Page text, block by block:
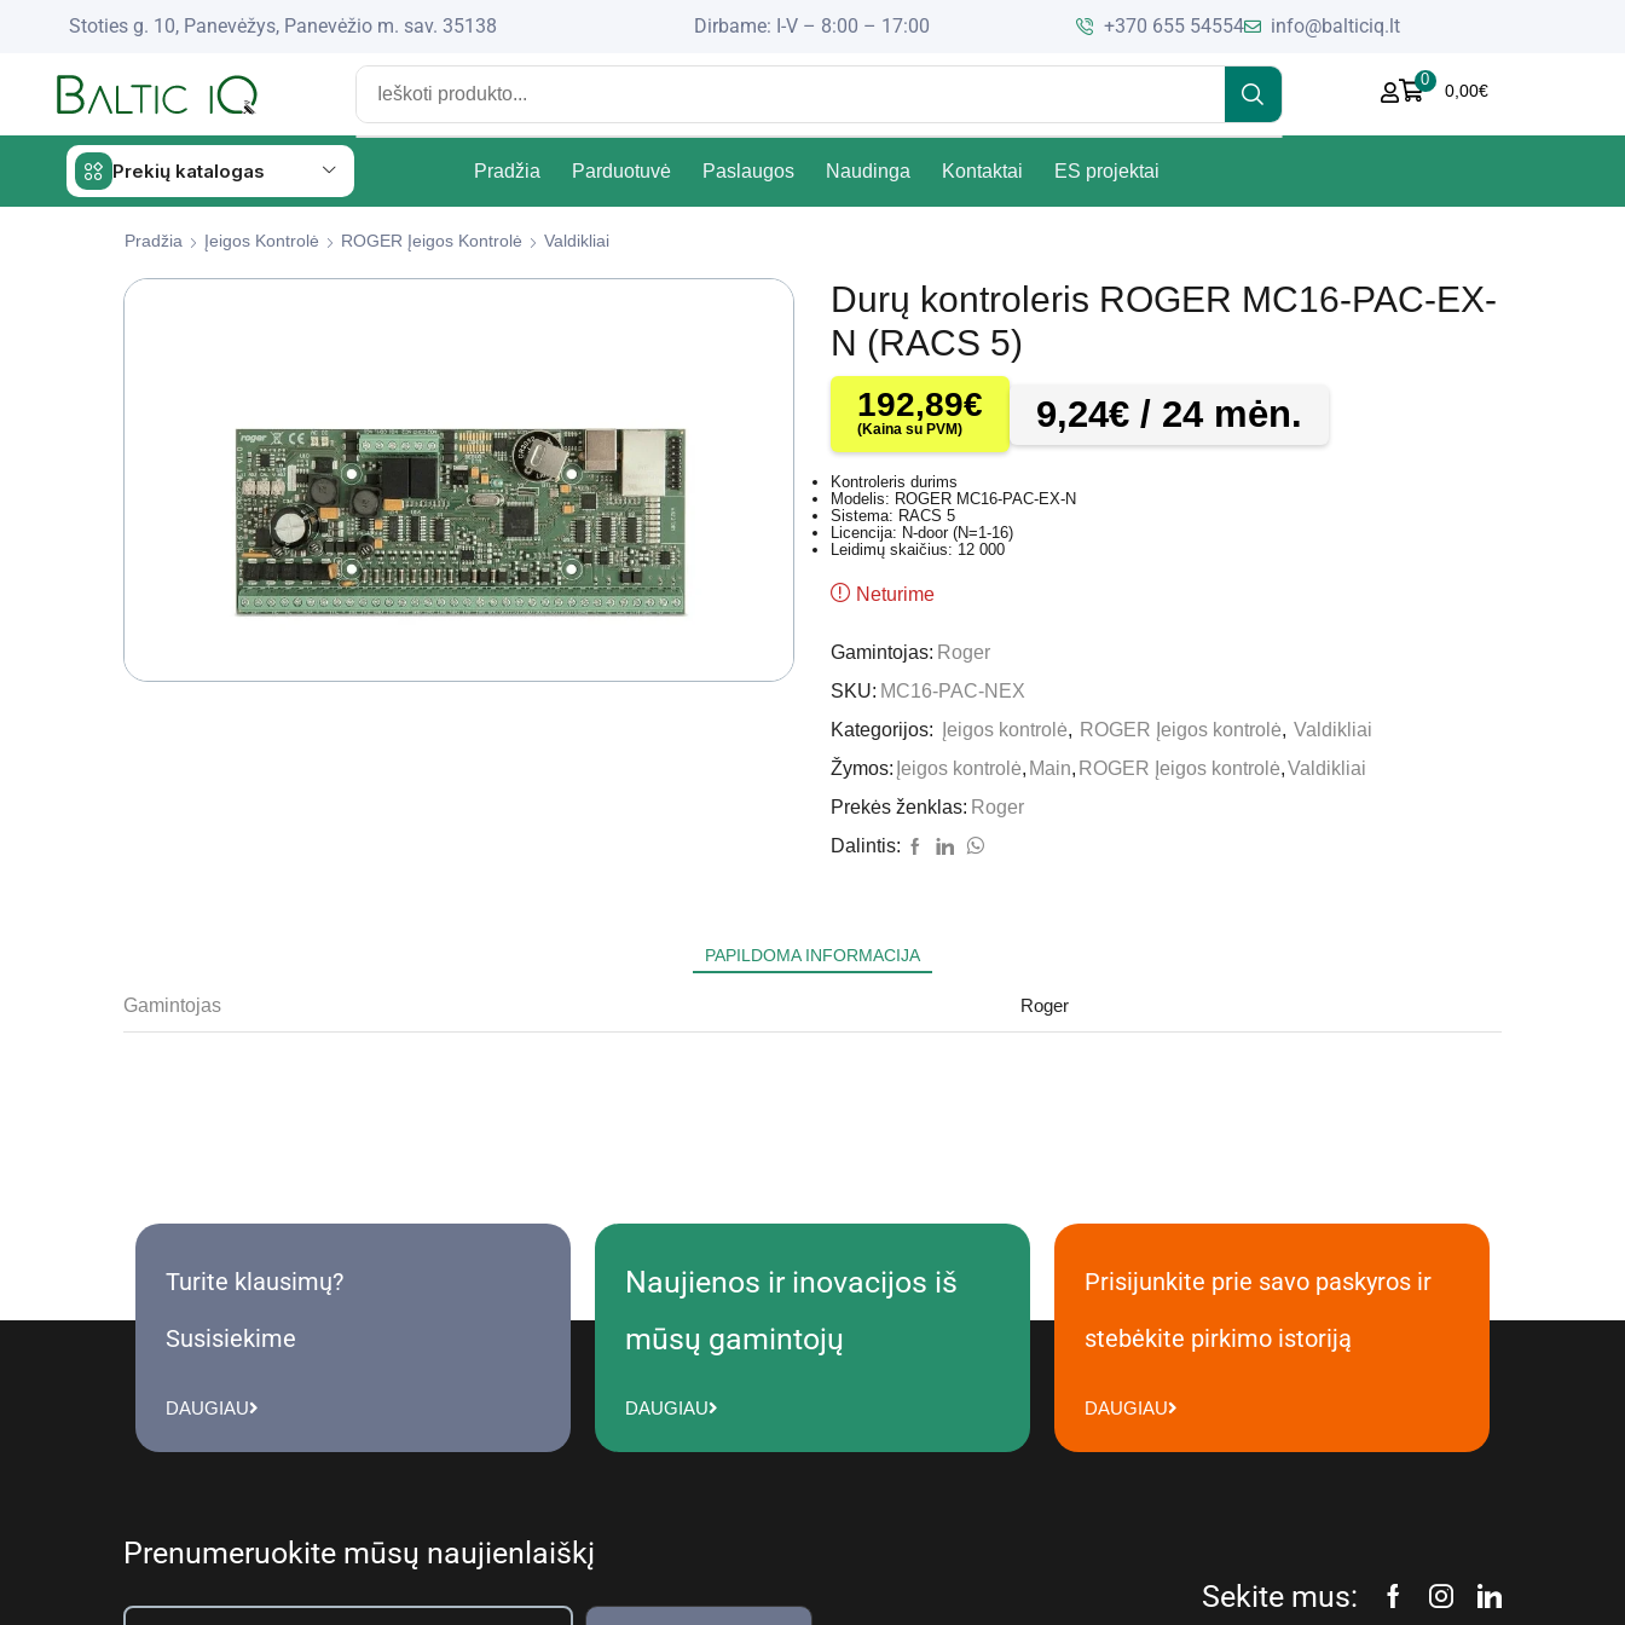
Stoties g. 10, Panevėžys, Panevėžio m. sav. 35138 Dirbame: I-V – 8:00 – 17:00 +370 655 54554 info@balticiq.lt
0
0,00€
Prekių katalogas Pradžia Parduotuvė Paslaugos Naudinga Kontaktai ES projektai
Pradžia Įeigos Kontrolė ROGER Įeigos Kontrolė Valdikliai
Durų kontroleris ROGER MC16-PAC-EX-
N (RACS 5)
192,89€
(Kaina su PVM) 9,24€ / 24 mėn.
Kontroleris durims
Modelis: ROGER MC16-PAC-EX-N
Sistema: RACS 5
Licencija: N-door (N=1-16)
Leidimų skaičius: 12 000
Neturime
Gamintojas: Roger
SKU: MC16-PAC-NEX
Kategorijos:
Įeigos kontrolė, ROGER Įeigos kontrolė, Valdikliai
Žymos: Įeigos kontrolė, Main, ROGER Įeigos kontrolė,Valdikliai
Prekės ženklas: Roger
Dalintis:
PAPILDOMA INFORMACIJA
Gamintojas Roger
Turite klausimų?
Susisiekime
DAUGIAU
Naujienos ir inovacijos iš
mūsų gamintojų
DAUGIAU
Prisijunkite prie savo paskyros ir
stebėkite pirkimo istoriją
DAUGIAU
Prenumeruokite mūsų naujienlaiškį
Sekite mus: